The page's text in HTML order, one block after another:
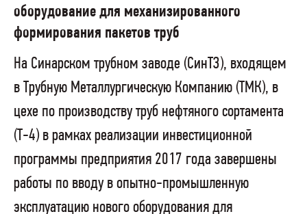
оборудование для механизированного
формирования пакетов труб
На Синарском трубном заводе (СинТЗ), входящем
в Трубную Металлургическую Компанию (ТМК), в
цехе по производству труб нефтяного сортамента
(Т-4) в рамках реализации инвестиционной
программы предприятия 2017 года завершены
работы по вводу в опытно-промышленную
эксплуатацию нового оборудования для